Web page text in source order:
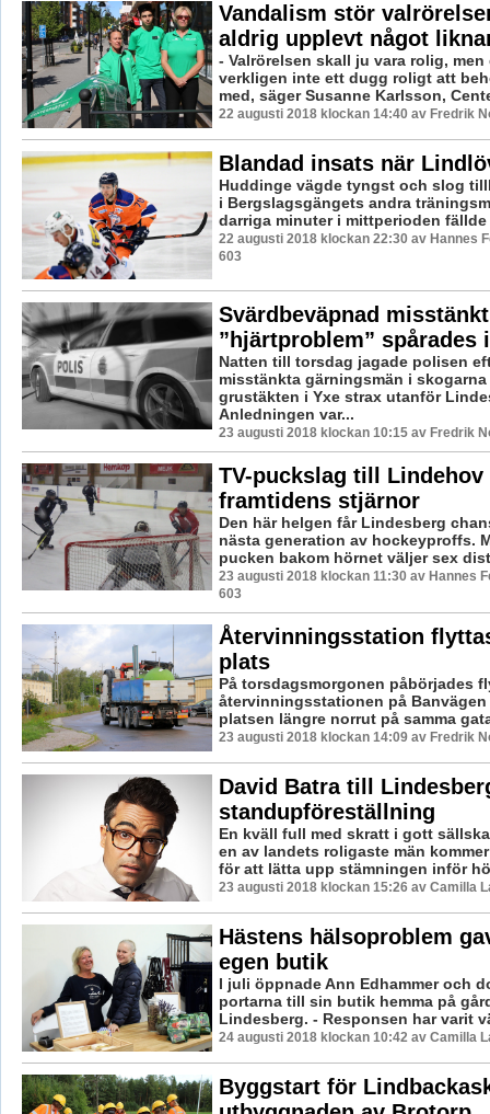
Vandalism stör
aldrig upplevt något
- Valrörelsen skall ju vara rolig, men
verkligen inte ett dugg roligt att
med, säger Susanne Karlsson,
22 augusti 2018 klockan 14:40 av Fredrik
Blandad insats när
Huddinge vägde tyngst och slog
i Bergslagsgängets andra
darriga minuter i mittperioden
22 augusti 2018 klockan 22:30 av Hannes
603
Svärdbeväpnad
”hjärtproblem” spårades
Natten till torsdag jagade polisen
misstänkta gärningsmän i
grustäkten i Yxe strax utanför
Anledningen var...
23 augusti 2018 klockan 10:15 av Fredrik
TV-puckslag till Lindehov
framtidens stjärnor
Den här helgen får Lindesberg
nästa generation av hockeyproffs.
pucken bakom hörnet väljer sex
23 augusti 2018 klockan 11:30 av Hannes
603
Återvinningsstation
plats
På torsdagsmorgonen påbörjades
återvinningsstationen på
platsen längre norrut på samma
23 augusti 2018 klockan 14:09 av Fredrik
David Batra till
standupföreställning
En kväll full med skratt i gott
en av landets roligaste män
för att lätta upp stämningen inför
23 augusti 2018 klockan 15:26 av Camilla
Hästens hälsoproblem
egen butik
I juli öppnade Ann Edhammer och
portarna till sin butik hemma på
Lindesberg. - Responsen har varit
24 augusti 2018 klockan 10:42 av Camilla
Byggstart för